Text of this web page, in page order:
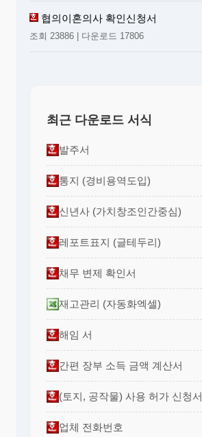
협의이혼의사 확인신청서
조회 23886 | 다운로드 17806
최근 다운로드 서식
발주서
통지 (경비용역도입)
신년사 (가치창조인간중심)
레포트표지 (글테두리)
채무 변제 확인서
재고관리 (자동화엑셀)
해임 서
간편 장부 소득 금액 계산서
(토지, 공작물) 사용 허가 신청서
업체 전화번호